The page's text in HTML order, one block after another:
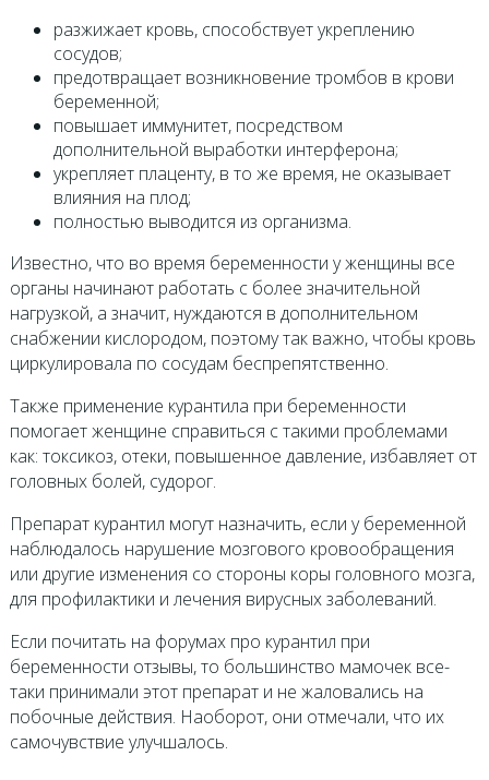
разжижает кровь, способствует укреплению
сосудов;
предотвращает возникновение тромбов в крови
беременной;
повышает иммунитет, посредством
дополнительной выработки интерферона;
укрепляет плаценту, в то же время, не оказывает
влияния на плод;
полностью выводится из организма.
Известно, что во время беременности у женщины все
органы начинают работать с более значительной
нагрузкой, а значит, нуждаются в дополнительном
снабжении кислородом, поэтому так важно, чтобы кровь
циркулировала по сосудам беспрепятственно.
Также применение курантила при беременности
помогает женщине справиться с такими проблемами
как: токсикоз, отеки, повышенное давление, избавляет от
головных болей, судорог.
Препарат курантил могут назначить, если у беременной
наблюдалось нарушение мозгового кровообращения
или другие изменения со стороны коры головного мозга,
для профилактики и лечения вирусных заболеваний.
Если почитать на форумах про курантил при
беременности отзывы, то большинство мамочек все-
таки принимали этот препарат и не жаловались на
побочные действия. Наоборот, они отмечали, что их
самочувствие улучшалось.